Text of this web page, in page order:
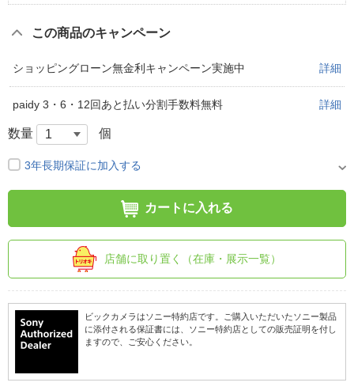
この商品のキャンペーン
ショッピングローン無金利キャンペーン実施中 詳細
paidy 3・6・12回あと払い分割手数料無料 詳細
数量 個
3年長期保証に加入する
カートに入れる
店舗に取り置く（在庫・展示一覧）
ビックカメラはソニー特約店です。ご購入いただいたソニー製品
に添付される保証書には、ソニー特約店としての販売証明を付し
ますので、ご安心ください。